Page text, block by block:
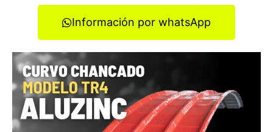
Información por whatsApp